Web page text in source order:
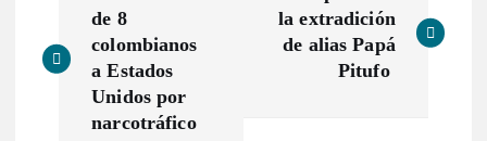
v
de 8
colombianos
a Estados
Unidos por
narcotráfico
la extradición
de alias Papá
Pitufo